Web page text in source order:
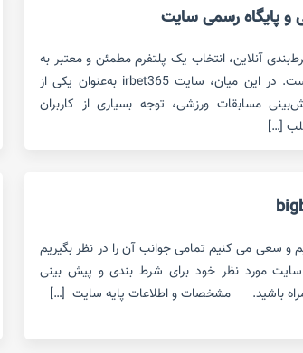
آنلاین، انتخاب یک پلتفرم مطمئن و معتبر به
یکی از دغدغه‌های اصلی کاربران تبدیل شده است. در این میان، سایت irbet365 به‌عنوان یکی از
مسابقات ورزشی، توجه بسیاری از کاربران
[…]
و سعی می کنیم تمامی جوانب آن را در نظر بگیریم
سایت مورد نظر خود برای شرط بندی و پیش بینی
باشید. مشخصات و اطلاعات پایه سایت […]